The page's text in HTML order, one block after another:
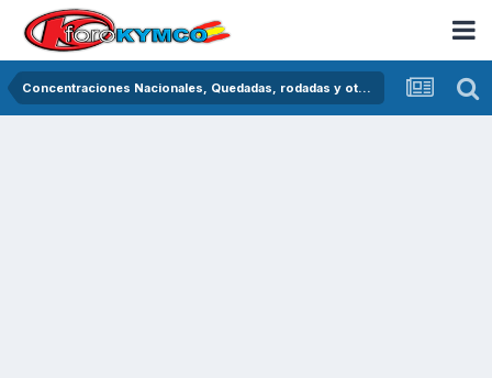
Concentraciones Nacionales, Quedadas, rodadas y otras crónicas del asfalto